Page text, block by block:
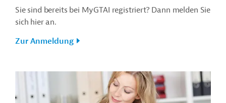
Sie sind bereits bei MyGTAI registriert? Dann melden Sie
sich hier an.
Zur Anmeldung